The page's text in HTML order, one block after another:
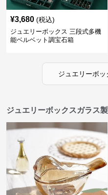
¥3,680 (税込)
ジュエリーボックス 三段式多機
能ベルベット調宝石箱
ジュエリーボッ
ジュエリーボックスガラス